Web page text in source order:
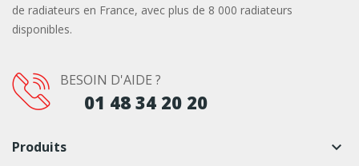
de radiateurs en France, avec plus de 8 000 radiateurs
disponibles.
BESOIN D'AIDE ?
01 48 34 20 20
Produits keyboard_arrow_down